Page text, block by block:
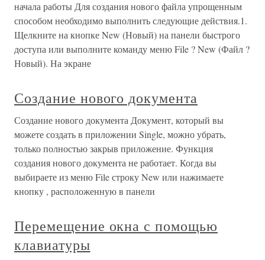
начала работы Для создания нового файла упрощенным
способом необходимо выполнить следующие действия.1.
Щелкните на кнопке New (Новый) на панели быстрого
доступа или выполните команду меню File ? New (Файл ?
Новый). На экране
Создание нового документа
Создание нового документа Документ, который вы
можете создать в приложении Single, можно убрать,
только полностью закрыв приложение. Функция
создания нового документа не работает. Когда вы
выбираете из меню File строку New или нажимаете
кнопку , расположенную в панели
Перемещение окна с помощью
клавиатуры